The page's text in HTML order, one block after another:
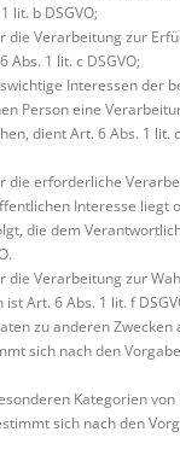
lit. b DSGVO;
die Verarbeitung zur
Abs. 1 lit. c DSGVO;
Interessen der
Person eine
dient Art. 6 Abs. 1 lit.
die erforderliche
Interesse liegt
die dem
die Verarbeitung zur
Art. 6 Abs. 1 lit. f
zu anderen Zwecken
sich nach den
Kategorien
sich nach den